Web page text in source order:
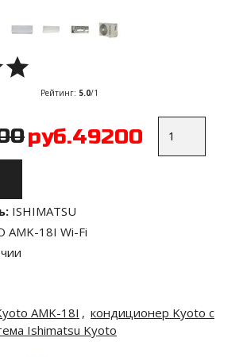
Рейтинг: 5.0/1
руб.49200
: ISHIMATSU
AMK-18I Wi-Fi
AMK-18I , кондиционер Kyoto с
Ishimatsu Kyoto